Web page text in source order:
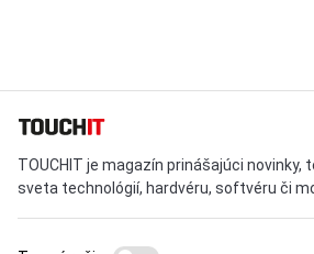
TOUCHIT je magazín prinášajúci novinky,
sveta technológií, hardvéru, softvéru či